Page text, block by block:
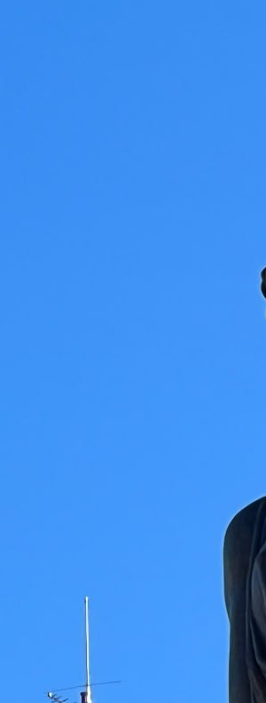
студентка-первокурсница Ачинского
искала в Интернете возможность